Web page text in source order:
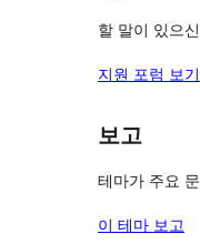
할 말이 있으
지원 포럼 보기
보고
테마가 주요
이 테마 보고